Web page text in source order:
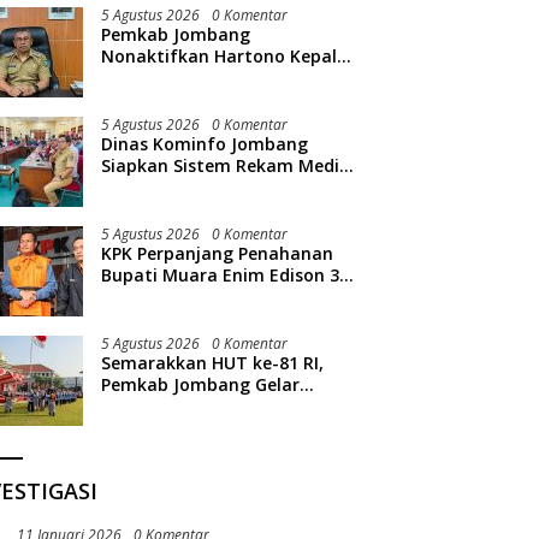
5 Agustus 2026 0 Komentar
Pemkab Jombang
Nonaktifkan Hartono Kepala
5 Agustus 2026 0 Komentar
Dinas Kominfo Jombang
Siapkan Sistem Rekam Medis
5 Agustus 2026 0 Komentar
KPK Perpanjang Penahanan
Bupati Muara Enim Edison 30
5 Agustus 2026 0 Komentar
Semarakkan HUT ke-81 RI,
Pemkab Jombang Gelar
11 Januari 2026 0 Komentar